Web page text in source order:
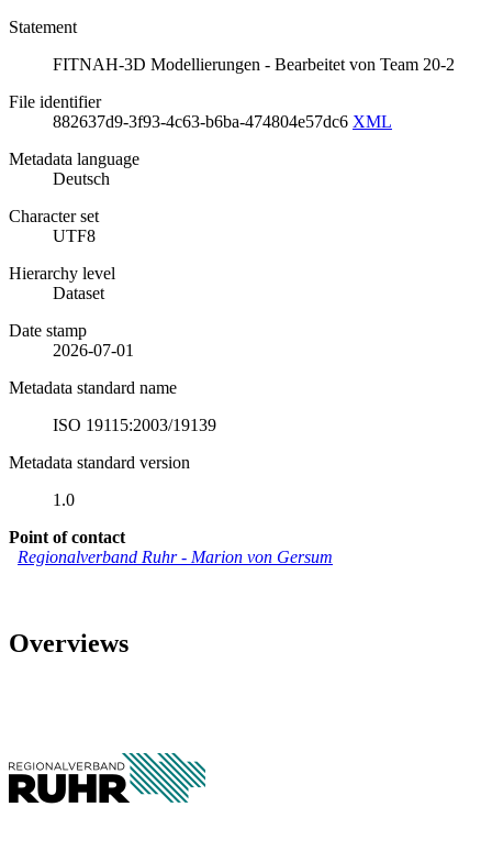
Statement
FITNAH-3D Modellierungen - Bearbeitet von Team 20-2
File identifier
882637d9-3f93-4c63-b6ba-474804e57dc6 XML
Metadata language
Deutsch
Character set
UTF8
Hierarchy level
Dataset
Date stamp
2026-07-01
Metadata standard name
ISO 19115:2003/19139
Metadata standard version
1.0
Point of contact
Regionalverband Ruhr- Marion von Gersum
Overviews